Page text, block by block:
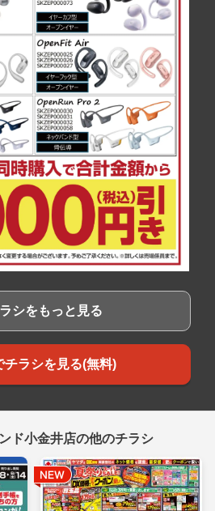
シをもっと見る
チラシを見る(無料)
ド小金井店の他のチラシ